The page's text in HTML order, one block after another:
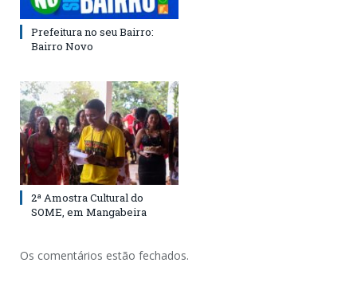
Prefeitura no seu Bairro:
Bairro Novo
2ª Amostra Cultural do
SOME, em Mangabeira
Os comentários estão fechados.